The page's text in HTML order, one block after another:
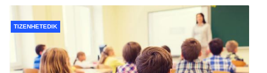
TIZENHETEDIK